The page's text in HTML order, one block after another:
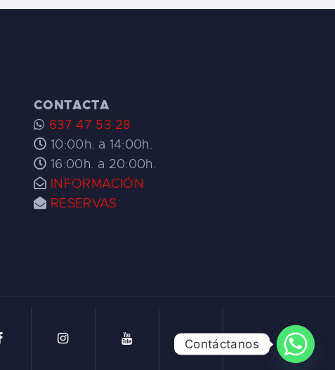
CONTACTA
637 47 53 28
10:00h. a 14:00h.
16:00h. a 20:00h.
INFORMACIÓN
RESERVAS
Contáctanos